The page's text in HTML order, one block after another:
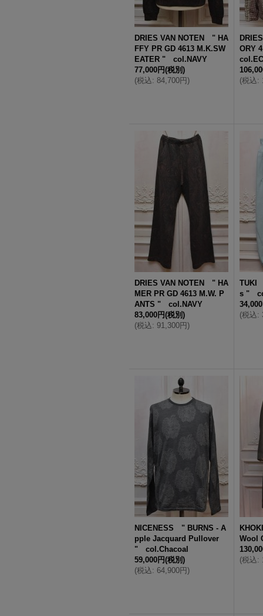
DRIES VAN NOTEN " HA
FFY PR GD 4613 M.K.SW
EATER " col.NAVY
77,000円(税別)
(税込: 84,700円)
ORY
(税込:
DRIES VAN NOTEN " HA
MER PR GD 4613 M.W. P
ANTS " col.NAVY
83,000円(税別)
(税込: 91,300円)
TUKI
s "
(税込:
NICENESS " BURNS - A
pple Jacquard Pullover
" col.Chacoal
59,000円(税別)
(税込: 64,900円)
Wool
(税込: